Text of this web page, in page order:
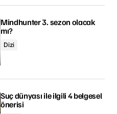
Mindhunter 3. sezon olacak
mı?
Dizi
Suç dünyası ile ilgili 4 belgesel
önerisi